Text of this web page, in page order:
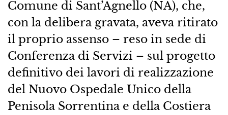
Comune di Sant’Agnello (NA), che,
con la delibera gravata, aveva ritirato
il proprio assenso – reso in sede di
Conferenza di Servizi – sul progetto
definitivo dei lavori di realizzazione
del Nuovo Ospedale Unico della
Penisola Sorrentina e della Costiera